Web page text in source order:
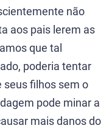
não
aos pais lerem as
que tal
poderia tentar
seus filhos sem o
pode minar a
mais danos do